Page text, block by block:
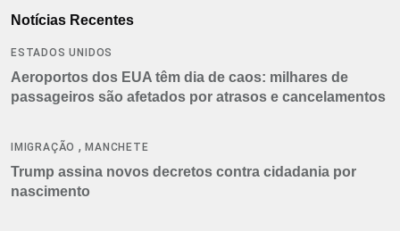
Notícias Recentes
ESTADOS UNIDOS
Aeroportos dos EUA têm dia de caos: milhares de
passageiros são afetados por atrasos e cancelamentos
IMIGRAÇÃO ,MANCHETE
Trump assina novos decretos contra cidadania por
nascimento